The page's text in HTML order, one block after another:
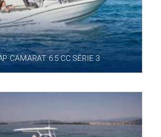
CAMARAT 6.5 CC SÉRIE 3